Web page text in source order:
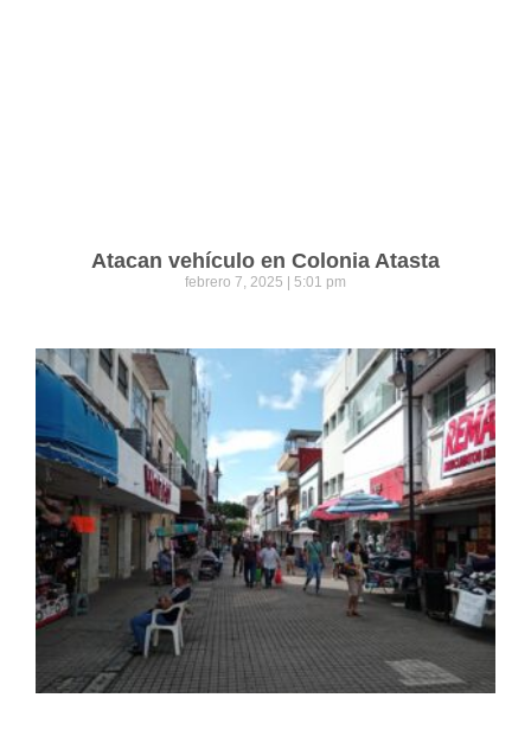
Atacan vehículo en Colonia Atasta
febrero 7, 2025 5:01 pm